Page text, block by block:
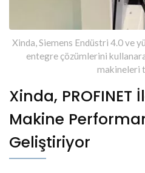
Xinda, Siemens Endüstri 4.0 ve
entegre çözümlerini
makineleri
Xinda,
Makine
Geliştiriyor